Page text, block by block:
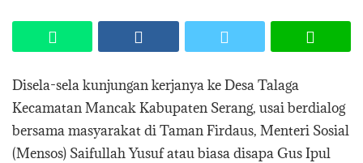
Disela-sela kunjungan kerjanya ke Desa Talaga
Kecamatan Mancak Kabupaten Serang, usai berdialog
bersama masyarakat di Taman Firdaus, Menteri Sosial
(Mensos) Saifullah Yusuf atau biasa disapa Gus Ipul